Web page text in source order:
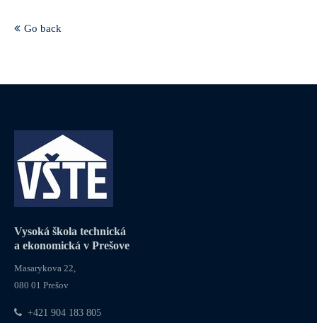
Go back
Vysoká škola technická
a ekonomická v Prešove
Masarykova 22,
080 01 Prešov
+421 904 183 805